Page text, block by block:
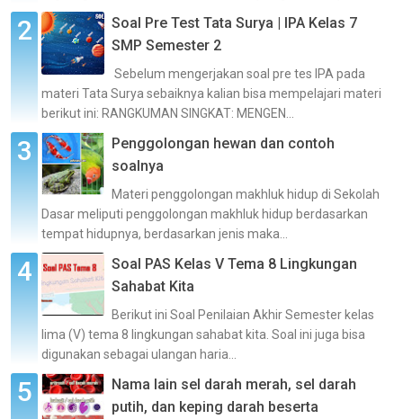
Soal Pre Test Tata Surya | IPA Kelas 7
SMP Semester 2
Sebelum mengerjakan soal pre tes IPA pada
materi Tata Surya sebaiknya kalian bisa mempelajari materi
berikut ini: RANGKUMAN SINGKAT: MENGEN...
Penggolongan hewan dan contoh
soalnya
Materi penggolongan makhluk hidup di Sekolah
Dasar meliputi penggolongan makhluk hidup berdasarkan
tempat hidupnya, berdasarkan jenis maka...
Soal PAS Kelas V Tema 8 Lingkungan
Sahabat Kita
Berikut ini Soal Penilaian Akhir Semester kelas
lima (V) tema 8 lingkungan sahabat kita. Soal ini juga bisa
digunakan sebagai ulangan haria...
Nama lain sel darah merah, sel darah
putih, dan keping darah beserta